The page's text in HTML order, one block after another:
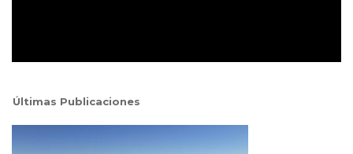
Últimas Publicaciones